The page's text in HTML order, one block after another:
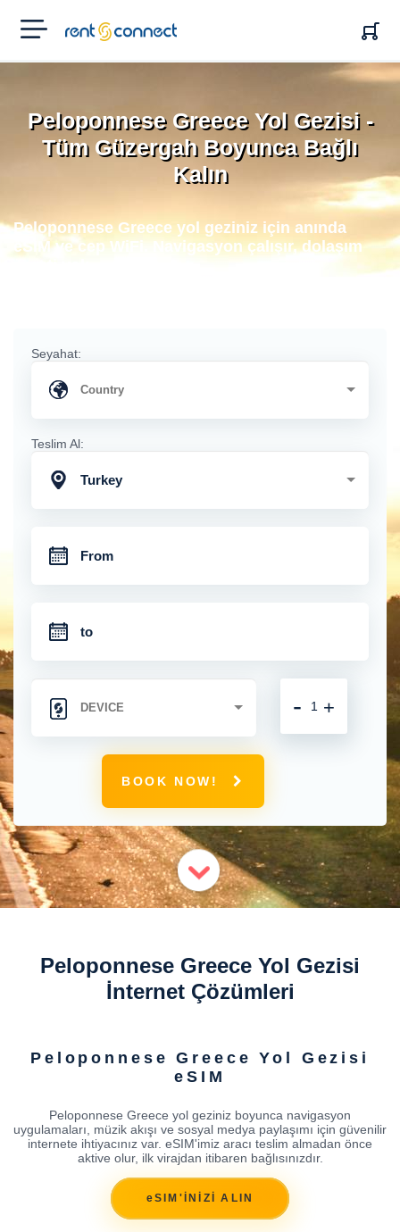
RENT'N
CONNECT
Peloponnese Greece Yol Gezisi -
Tüm Güzergah Boyunca Bağlı
Kalın
Peloponnese Greece yol geziniz için anında
eSIM ve cep WiFi. Navigasyon çalışır, dolaşım
Seyahat:
Teslim Al:
Turkey
+
-
BOOK NOW!
Peloponnese Greece Yol Gezisi
İnternet Çözümleri
Peloponnese Greece Yol Gezisi
eSIM
Peloponnese Greece yol geziniz boyunca navigasyon
uygulamaları, müzik akışı ve sosyal medya paylaşımı için güvenilir
internete ihtiyacınız var. eSIM'imiz aracı teslim almadan önce
aktive olur, ilk virajdan itibaren bağlısınızdır.
eSIM'İNİZİ ALIN